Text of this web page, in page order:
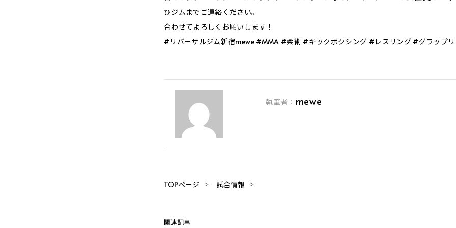
ひジムまでご連絡ください。
合わせてよろしくお願いします！
#リバーサルジム新宿mewe #MMA #柔術 #キックボクシング #レスリング #グラップ
執筆者： mewe
TOPページ 試合情報
関連記事